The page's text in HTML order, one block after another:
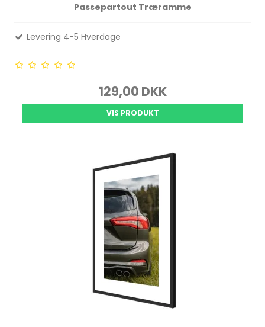
Passepartout Træramme
Levering 4-5 Hverdage
129,00 DKK
VIS PRODUKT